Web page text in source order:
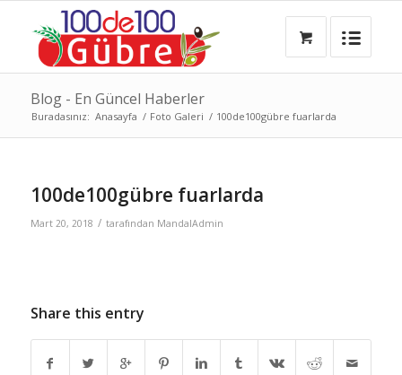
Blog - En Güncel Haberler
Buradasınız: Anasayfa / Foto Galeri / 100de100gübre fuarlarda
100de100gübre fuarlarda
Mart 20, 2018 / tarafından MandalAdmin
Share this entry